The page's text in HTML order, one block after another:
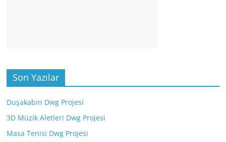
Son Yazılar
Duşakabin Dwg Projesi
3D Müzik Aletleri Dwg Projesi
Masa Tenisi Dwg Projesi